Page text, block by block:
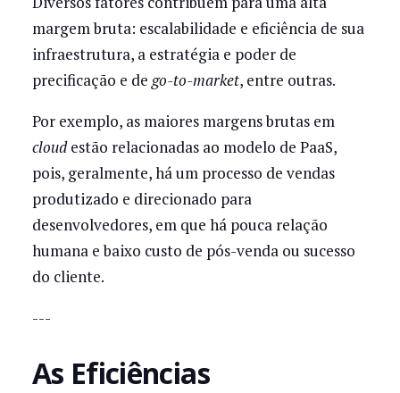
margem bruta: escalabilidade e eficiência de sua
infraestrutura, a estratégia e poder de
precificação e de go-to-market, entre outras.
Por exemplo, as maiores margens brutas em
cloudestão relacionadas ao modelo de PaaS,
pois, geralmente, há um processo de vendas
produtizado e direcionado para
desenvolvedores, em que há pouca relação
humana e baixo custo de pós-venda ou sucesso
do cliente.
---
As Eficiências